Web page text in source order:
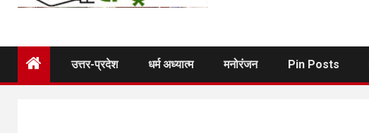
उत्तर-प्रदेश धर्म अध्यात्म मनोरंजन Pin Posts